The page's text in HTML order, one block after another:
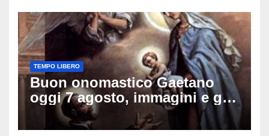
TEMPO LIBERO
Buon onomastico Gaetano
oggi 7 agosto, immagini e gif
di auguri da condividere sui
social